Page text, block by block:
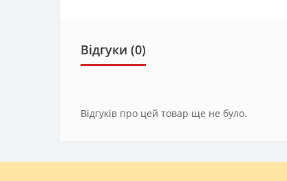
Відгуки (0)
Відгуків про цей товар ще не було.